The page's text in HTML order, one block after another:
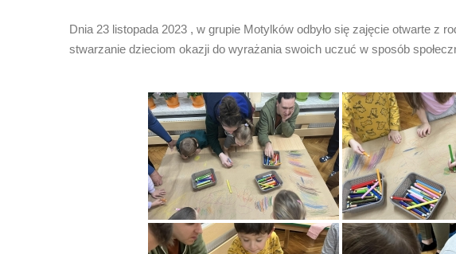
Dnia 23 listopada 2023 , w grupie Motylków odbyło się zajęcie otwarte z
stwarzanie dzieciom okazji do wyrażania swoich uczuć w sposób